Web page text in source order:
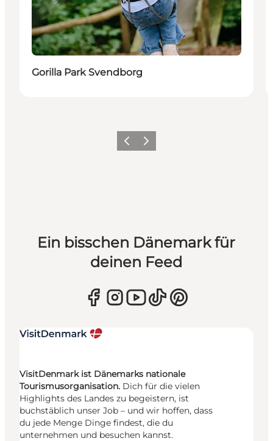
Gorilla Park Svendborg
ZurückWeiter
Ein bisschen Dänemark für
deinen Feed
VisitDenmark ist Dänemarks nationale
Tourismusorganisation. Dich für die vielen
Highlights des Landes zu begeistern, ist
buchstäblich unser Job – und wir hoffen, dass
du jede Menge Dinge findest, die du
unternehmen und besuchen kannst.